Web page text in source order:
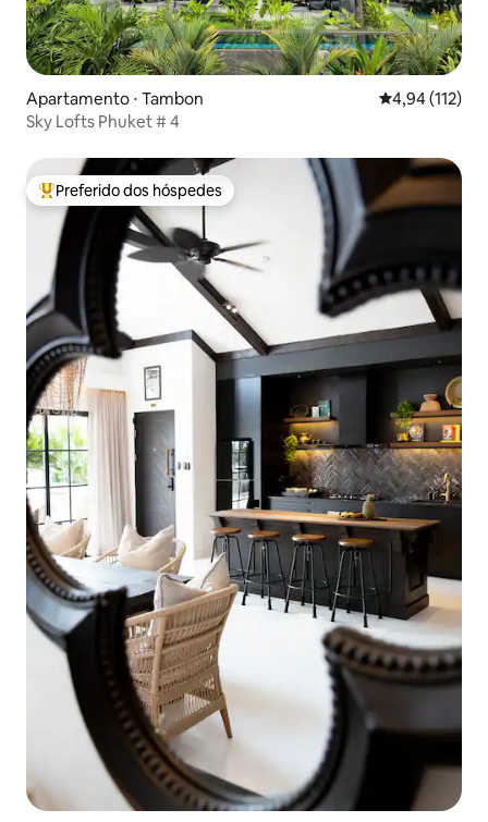
Apartamento ⋅ Tambon 4,94 de uma
4,94 (112)
Sky Lofts Phuket # 4
Entre os melhores preferidos dos hóspedes
Preferido dos hóspedes